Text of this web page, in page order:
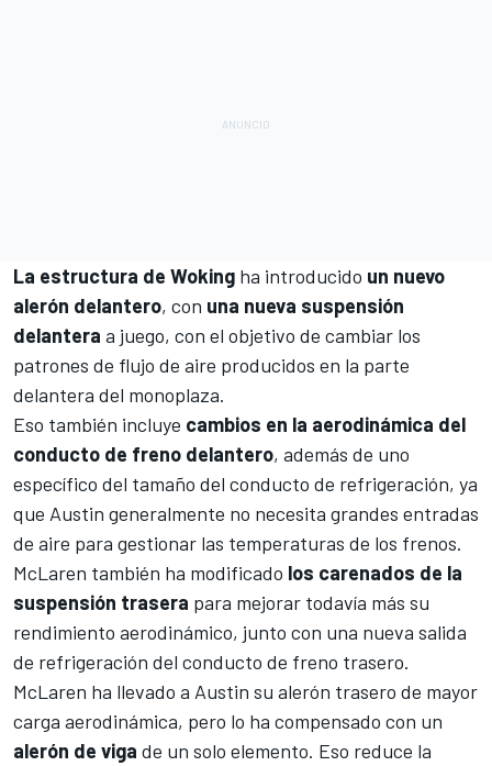
La estructura de Woking ha introducido un nuevo
alerón delantero, con una nueva suspensión
delantera a juego, con el objetivo de cambiar los
patrones de flujo de aire producidos en la parte
delantera del monoplaza.
Eso también incluye cambios en la aerodinámica del
conducto de freno delantero, además de uno
específico del tamaño del conducto de refrigeración, ya
que Austin generalmente no necesita grandes entradas
de aire para gestionar las temperaturas de los frenos.
McLaren también ha modificado los carenados de la
suspensión trasera para mejorar todavía más su
rendimiento aerodinámico, junto con una nueva salida
de refrigeración del conducto de freno trasero.
McLaren ha llevado a Austin su alerón trasero de mayor
carga aerodinámica, pero lo ha compensado con un
alerón de viga de un solo elemento. Eso reduce la